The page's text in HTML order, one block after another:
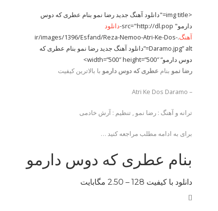
<img title="دانلود آهنگ جدید رضا نمو بنام عطری که دوس
دارمو" src="http://dl.pop-
دانلود
آهنگ .ir/images/1396/Esfand/Reza-Nemoo-Atri-Ke-Dos-
Daramo.jpg” alt=”دانلود آهنگ جدید رضا نمو بنام عطری که
دوس دارمو” width=”500″ height=”500″>
رضا نمو بنام عطری که دوس دارمو با بالاترین کیفیت
– Atri Ke Dos Daramo
ترانه و آهنگ : رضا نمو , تنظیم : آرش خادمی
برای به ادامه مطلب مراجعه کنید …
بنام عطری که دوس دارمو
دانلود با کیفیت 128 – 2.50 مگابایت
[]